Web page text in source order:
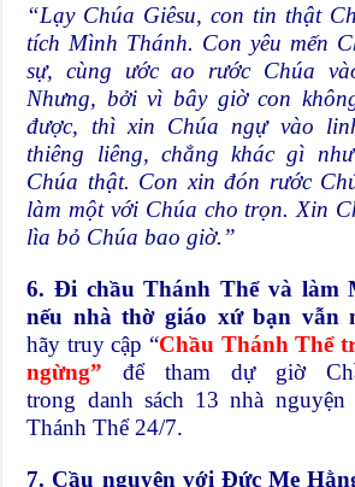
“Lạy Chúa Giêsu, con tin thật
tích Mình Thánh. Con yêu mến
sự, cùng ước ao rước Chúa
Nhưng, bởi vì bây giờ con
được, thì xin Chúa ngự vào
thiêng liêng, chẳng khác gì
Chúa thật. Con xin đón rước
làm một với Chúa cho trọn. Xin
lìa bỏ Chúa bao giờ.”
6. Đi chầu Thánh Thể và làm
nếu nhà thờ giáo xứ bạn vẫn
hãy truy cập “Chầu Thánh Thể
ngừng” để tham dự giờ
trong danh sách 13 nhà nguyện
Thánh Thể 24/7.
7. Cầu nguyện với Đức Mẹ